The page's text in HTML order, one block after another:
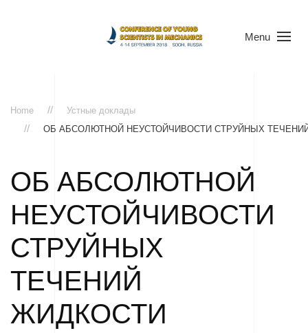
Menu
Home
Устные доклады
ОБ АБСОЛЮТНОЙ НЕУСТОЙЧИВОСТИ СТРУЙНЫХ
ОБ АБСОЛЮТНОЙ
НЕУСТОЙЧИВОСТИ
СТРУЙНЫХ
ТЕЧЕНИЙ
ЖИДКОСТИ